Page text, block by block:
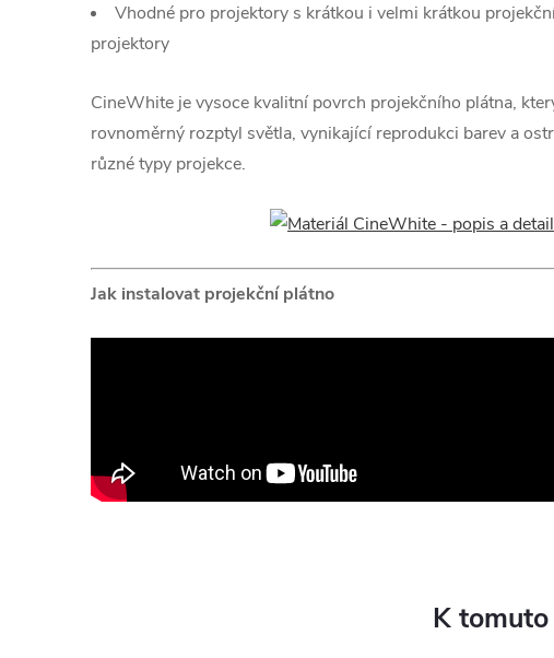
Vhodné pro projektory s krátkou i velmi krátkou
projektory
CineWhite je vysoce kvalitní povrch projekčního plátna,
rovnoměrný rozptyl světla, vynikající reprodukci barev a
různé typy projekce.
Jak instalovat projekční plátno
K